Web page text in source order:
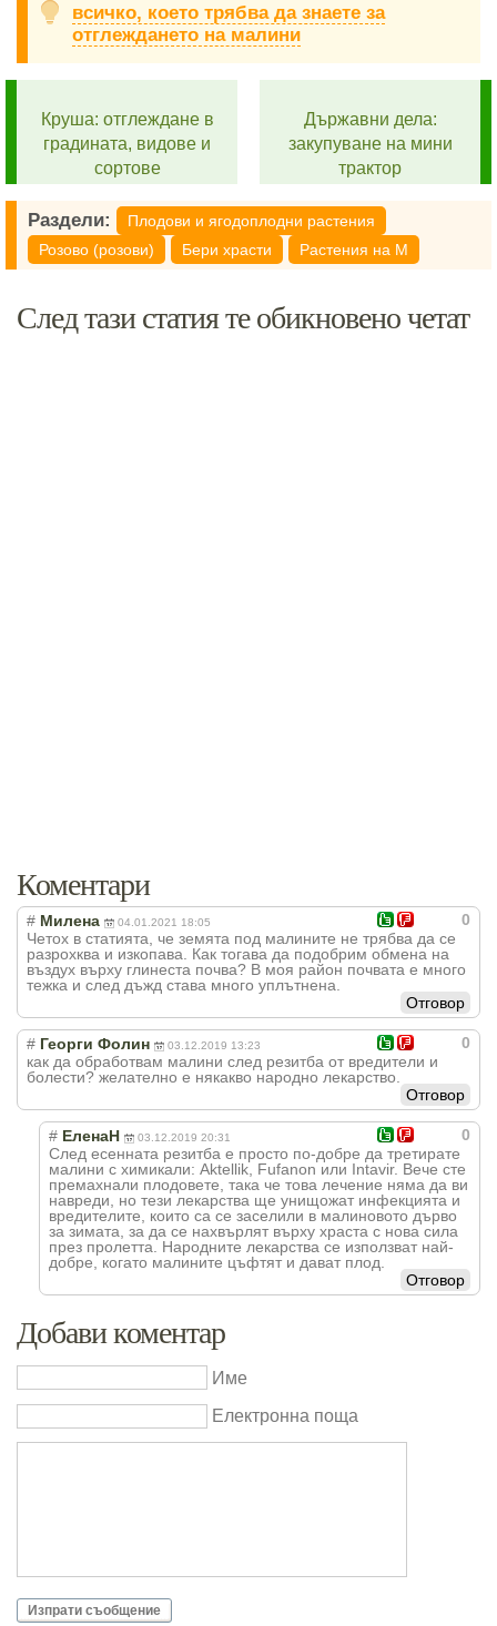
всичко, което трябва да знаете за
отглеждането на малини
Круша: отглеждане в
градината, видове и
сортове
Държавни дела:
закупуване на мини
трактор
Раздели:
Плодови и ягодоплодни растения
Розово (розови)
Бери храсти Растения на М
След тази статия те обикновено четат
Коментари
0
# Милена 04.01.2021 18:05
Четох в статията, че земята под малините не трябва да се
разрохква и изкопава. Как тогава да подобрим обмена на
въздух върху глинеста почва? В моя район почвата е много
тежка и след дъжд става много уплътнена.
Отговор
0
# Георги Фолин 03.12.2019 13:23
как да обработвам малини след резитба от вредители и
болести? желателно е някакво народно лекарство.
Отговор
0
# ЕленаН 03.12.2019 20:31
След есенната резитба е просто по-добре да третирате
малини с химикали: Aktellik, Fufanon или Intavir. Вече сте
премахнали плодовете, така че това лечение няма да ви
навреди, но тези лекарства ще унищожат инфекцията и
вредителите, които са се заселили в малиновото дърво
за зимата, за да се нахвърлят върху храста с нова сила
през пролетта. Народните лекарства се използват най-
добре, когато малините цъфтят и дават плод.
Отговор
Добави коментар
Име
Електронна поща
Изпрати съобщение